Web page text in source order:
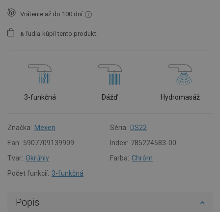
Vrátenie až do 100 dní
6 ľudia kúpil tento produkt.
3-funkčná Dážď Hydromasáž
Značka: Mexen Séria: DS22
Ean: 5907709139909 Index: 785224583-00
Tvar: Okrúhly Farba: Chróm
Počet funkcií: 3-funkčná
Popis